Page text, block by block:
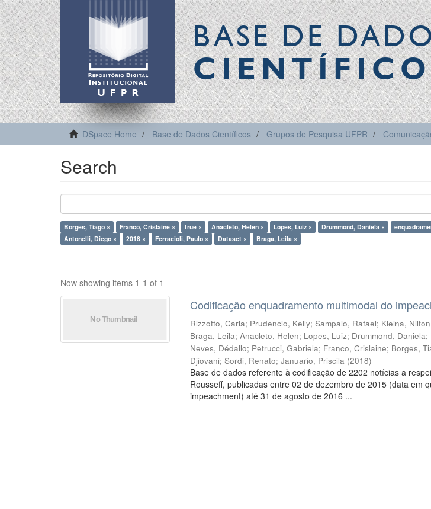
BASE DE
DSpace Home Base de Dados Científicos Grupos de Pesquisa UFPR
Search
Borges, Tiago × Franco, Crislaine × true × Anacleto, Helen × Lopes, Luiz × Drummond, Daniela ×
Antonelli, Diego ×
2018 × Ferracioli, Paulo × Dataset × Braga, Leila ×
Now showing items 1-1 of 1
Codificação enquadramento multimodal do
Rizzotto, Carla; Prudencio, Kelly;Sampaio, Rafael; Kleina, Nilton
Braga, Leila;Anacleto, Helen; Lopes, Luiz; Drummond, Daniela;
Neves, Dédallo; Petrucci, Gabriela; Franco, Crislaine; Borges,
Djiovani;Sordi, Renato;Januario, Priscila (2018)
Base de dados referente à codificação de 2202 notícias a
Rousseff, publicadas entre 02 de dezembro de 2015 (data em
impeachment) até 31 de agosto de 2016 ...